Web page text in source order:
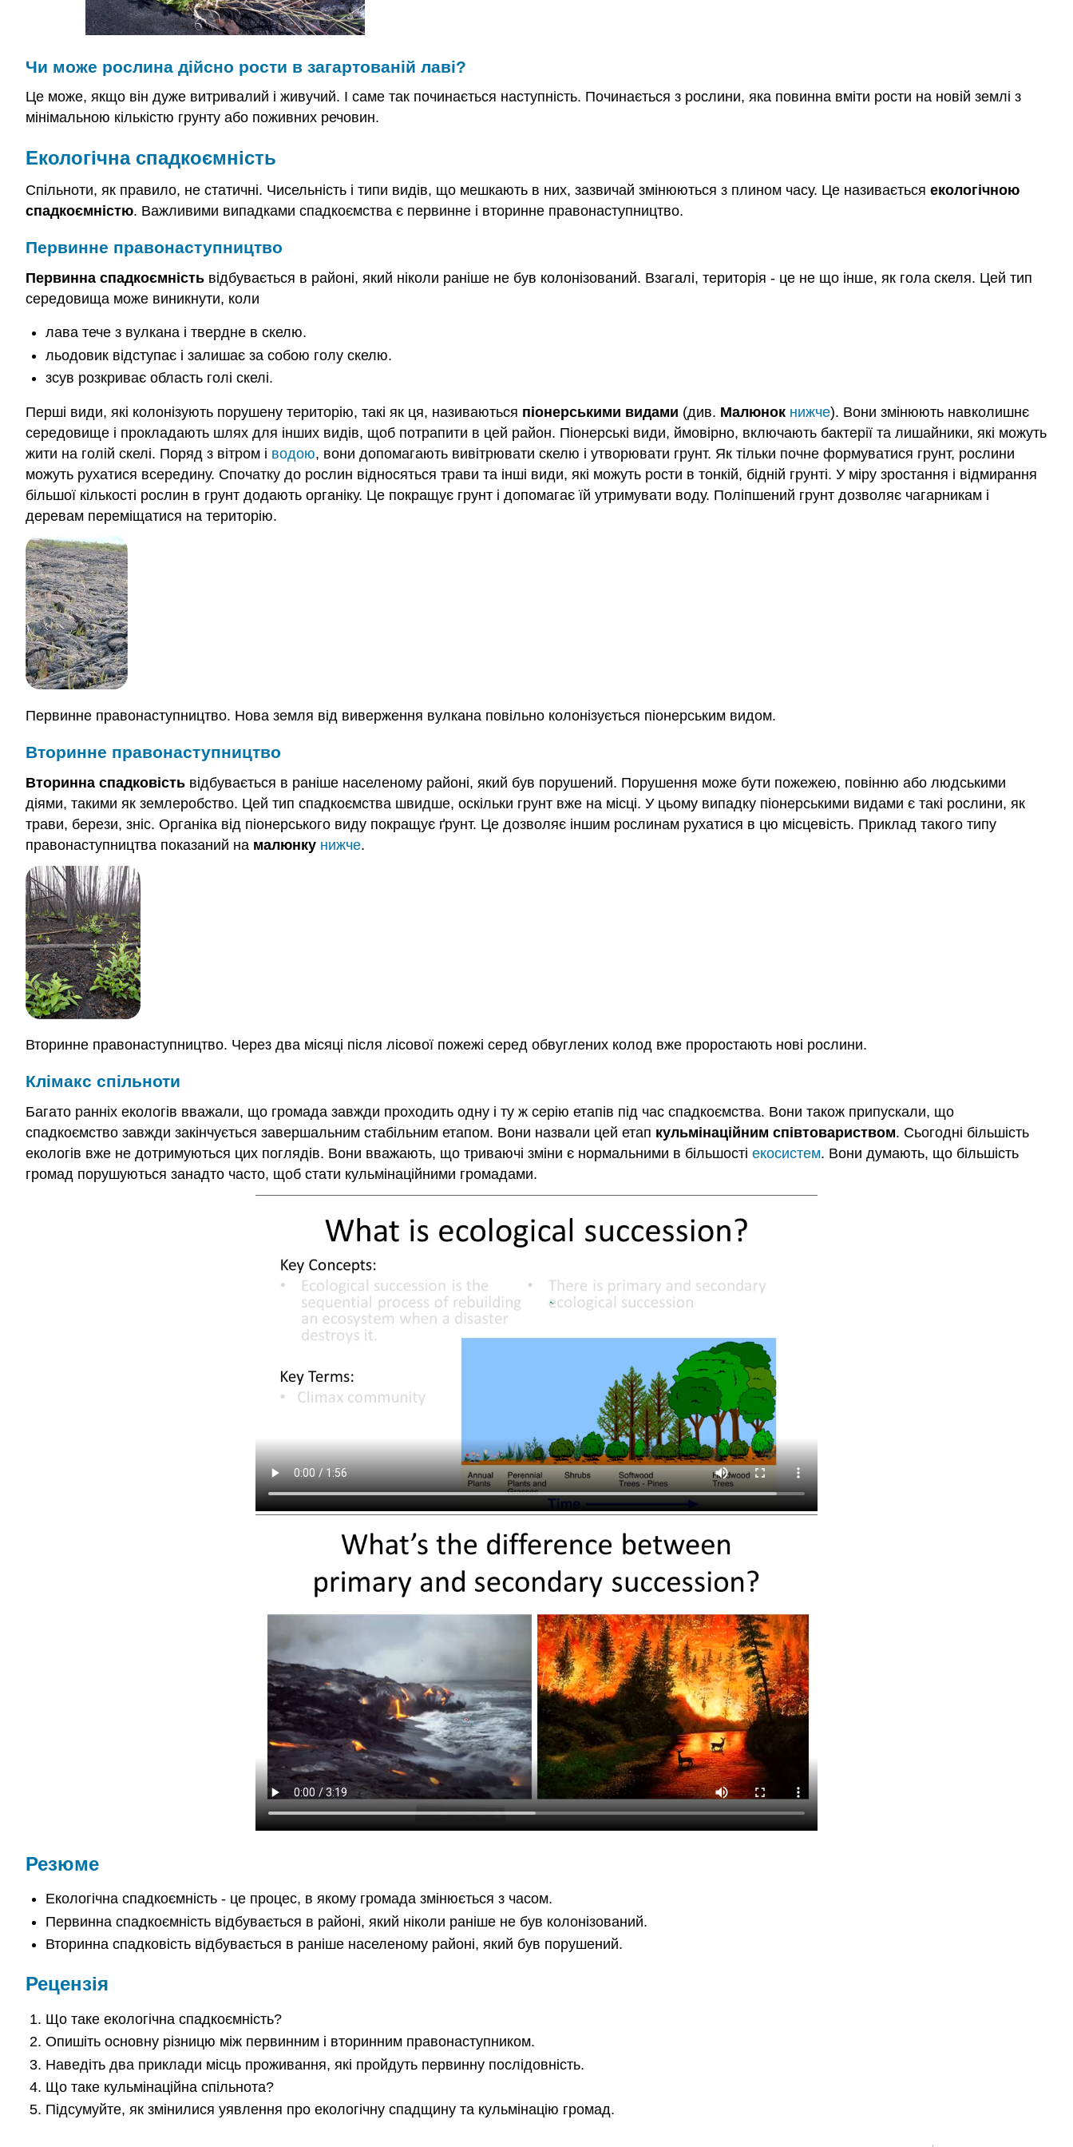
Чи може рослина дійсно рости в загартованій лаві?
Це може, якщо він дуже витривалий і живучий. І саме так починається наступність. Починається з рослини, яка повинна вміти рости на новій землі з
мінімальною кількістю грунту або поживних речовин.
Екологічна спадкоємність
Спільноти, як правило, не статичні. Чисельність і типи видів, що мешкають в них, зазвичай змінюються з плином часу. Це називається екологічною
спадкоємністю. Важливими випадками спадкоємства є первинне і вторинне правонаступництво.
Первинне правонаступництво
Первинна спадкоємність відбувається в районі, який ніколи раніше не був колонізований. Взагалі, територія - це не що інше, як гола скеля. Цей тип
середовища може виникнути, коли
лава тече з вулкана і твердне в скелю.
льодовик відступає і залишає за собою голу скелю.
зсув розкриває область голі скелі.
Перші види, які колонізують порушену територію, такі як ця, називаються піонерськими видами (див. Малюнок нижче). Вони змінюють навколишнє
середовище і прокладають шлях для інших видів, щоб потрапити в цей район. Піонерські види, ймовірно, включають бактерії та лишайники, які можуть
жити на голій скелі. Поряд з вітром і водою, вони допомагають вивітрювати скелю і утворювати грунт. Як тільки почне формуватися грунт, рослини
можуть рухатися всередину. Спочатку до рослин відносяться трави та інші види, які можуть рости в тонкій, бідній грунті. У міру зростання і відмирання
більшої кількості рослин в грунт додають органіку. Це покращує грунт і допомагає їй утримувати воду. Поліпшений грунт дозволяє чагарникам і
деревам переміщатися на територію.
Первинне правонаступництво. Нова земля від виверження вулкана повільно колонізується піонерським видом.
Вторинне правонаступництво
Вторинна спадковість відбувається в раніше населеному районі, який був порушений. Порушення може бути пожежею, повінню або людськими
діями, такими як землеробство. Цей тип спадкоємства швидше, оскільки грунт вже на місці. У цьому випадку піонерськими видами є такі рослини, як
трави, берези, зніс. Органіка від піонерського виду покращує ґрунт. Це дозволяє іншим рослинам рухатися в цю місцевість. Приклад такого типу
правонаступництва показаний на малюнку нижче.
Вторинне правонаступництво. Через два місяці після лісової пожежі серед обвуглених колод вже проростають нові рослини.
Клімакс спільноти
Багато ранніх екологів вважали, що громада завжди проходить одну і ту ж серію етапів під час спадкоємства. Вони також припускали, що
спадкоємство завжди закінчується завершальним стабільним етапом. Вони назвали цей етап кульмінаційним співтовариством. Сьогодні більшість
екологів вже не дотримуються цих поглядів. Вони вважають, що триваючі зміни є нормальними в більшості екосистем. Вони думають, що більшість
громад порушуються занадто часто, щоб стати кульмінаційними громадами.
Резюме
Екологічна спадкоємність - це процес, в якому громада змінюється з часом.
Первинна спадкоємність відбувається в районі, який ніколи раніше не був колонізований.
Вторинна спадковість відбувається в раніше населеному районі, який був порушений.
Рецензія
Що таке екологічна спадкоємність?
Опишіть основну різницю між первинним і вторинним правонаступником.
Наведіть два приклади місць проживання, які пройдуть первинну послідовність.
Що таке кульмінаційна спільнота?
Підсумуйте, як змінилися уявлення про екологічну спадщину та кульмінацію громад.